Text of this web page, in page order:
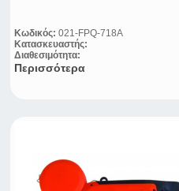
Κωδικός: 021-FPQ-718A
Κατασκευαστής:
Διαθεσιμότητα:
Περισσότερα